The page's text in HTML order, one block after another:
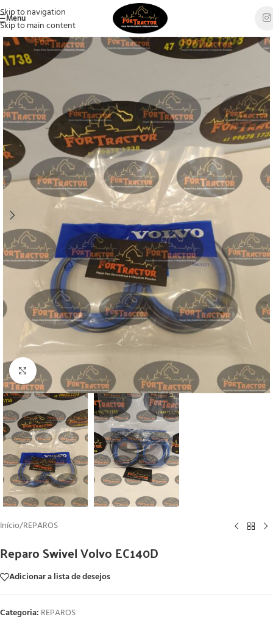
Skip to navigation
Skip to main content
Menu
Clique para ampliar
Início/REPAROS
Reparo Swivel Volvo EC140D
Adicionar a lista de desejos
Categoria: REPAROS